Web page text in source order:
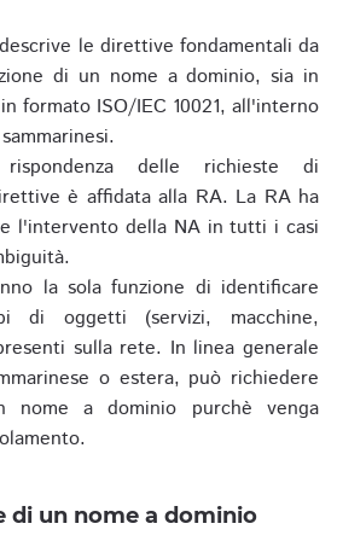
le direttive fondamentali da
di un nome a dominio, sia in
formato ISO/IEC 10021, all'interno
delle richieste di
è affidata alla RA. La RA ha
l'intervento della NA in tutti i casi
la sola funzione di identificare
di oggetti (servizi, macchine,
sulla rete. In linea generale
o estera, può richiedere
nome a dominio purchè venga
di un nome a dominio